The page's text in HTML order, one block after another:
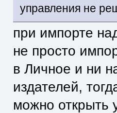
управления не
при импорте
не просто
в Личное и ни
издателей,
можно открыть